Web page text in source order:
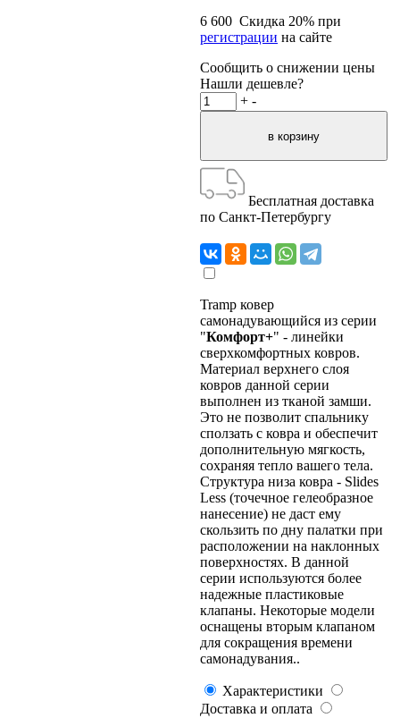
6 600 Скидка 20% при
регистрации на сайте
Сообщить о снижении цены
Нашли дешевле?
+ -
Бесплатная доставка
по Санкт-Петербургу
Tramp ковер
самонадувающийся из серии
"Комфорт+" - линейки
сверхкомфортных ковров.
Материал верхнего слоя
ковров данной серии
выполнен из тканой замши.
Это не позволит спальнику
сползать с ковра и обеспечит
дополнительную мягкость,
сохраняя тепло вашего тела.
Структура низа ковра - Slides
Less (точечное гелеобразное
нанесение) не даст ему
скользить по дну палатки при
расположении на наклонных
поверхностях. В данной
серии используются более
надежные пластиковые
клапаны. Некоторые модели
оснащены вторым клапаном
для сокращения времени
самонадувания..
Характеристики
Доставка и оплата